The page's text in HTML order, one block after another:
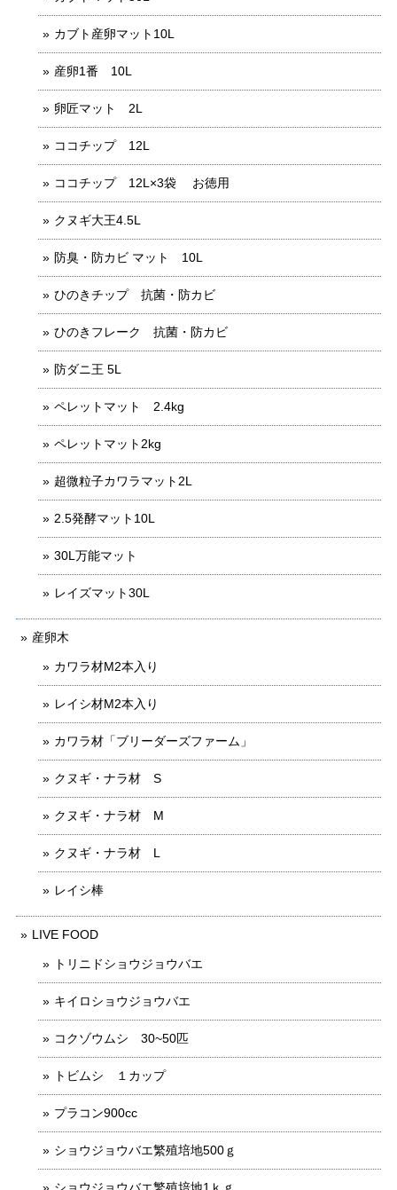
カブト産卵マット10L
産卵1番 10L
卵匠マット 2L
ココチップ 12L
ココチップ 12L×3袋 お徳用
クヌギ大王4.5L
防臭・防カビ マット 10L
ひのきチップ 抗菌・防カビ
ひのきフレーク 抗菌・防カビ
防ダニ王 5L
ペレットマット 2.4kg
ペレットマット2kg
超微粒子カワラマット2L
2.5発酵マット10L
30L万能マット
レイズマット30L
産卵木
カワラ材M2本入り
レイシ材M2本入り
カワラ材「ブリーダーズファーム」
クヌギ・ナラ材 S
クヌギ・ナラ材 M
クヌギ・ナラ材 L
レイシ棒
LIVE FOOD
トリニドショウジョウバエ
キイロショウジョウバエ
コクゾウムシ 30~50匹
トビムシ １カップ
プラコン900cc
ショウジョウバエ繁殖培地500ｇ